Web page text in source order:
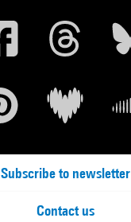
Subscribe to newsletter
Contact us